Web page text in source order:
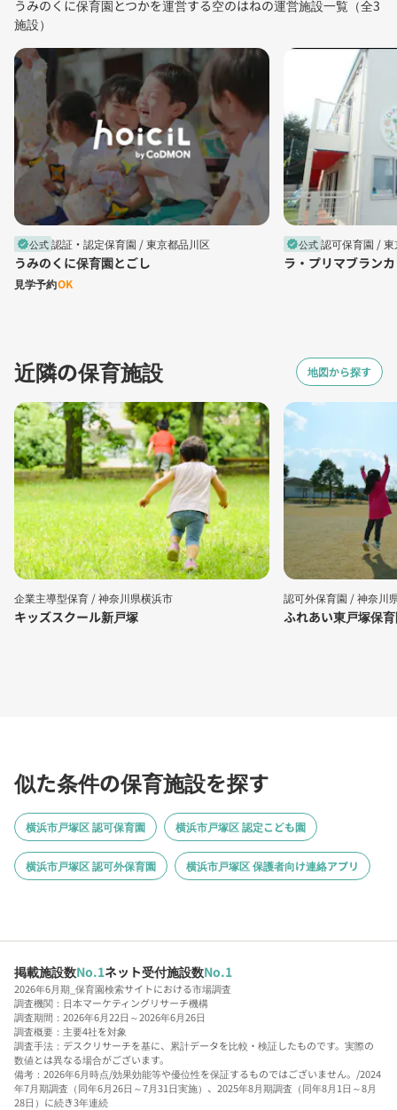
うみのくに保育園とつかを運営する空のはねの運営施設一覧（全3
施設）
verified公式認証・認定保育園 /東京都品川区
うみのくに保育園とごし
見学予約OK
verified公式認可保育園 /東
ラ・プリマブラン
近隣の保育施設 地図から探す
企業主導型保育 /神奈川県横浜市
キッズスクール新戸塚
認可外保育園 /神奈川
ふれあい東戸塚保
似た条件の保育施設を探す
横浜市戸塚区 認可保育園 横浜市戸塚区 認定こども園
横浜市戸塚区 認可外保育園 横浜市戸塚区 保護者向け連絡アプリ
掲載施設数No.1ネット受付施設数No.1
2026年6月期_保育園検索サイトにおける市場調査
調査機関：日本マーケティングリサーチ機構
調査期間：2026年6月22日～2026年6月26日
調査概要：主要4社を対象
調査手法：デスクリサーチを基に、累計データを比較・検証したものです。実際の
数値とは異なる場合がございます。
備考：2026年6月時点/効果効能等や優位性を保証するものではございません。/2024
年7月期調査（同年6月26日～7月31日実施）、2025年8月期調査（同年8月1日～8月
28日）に続き3年連続